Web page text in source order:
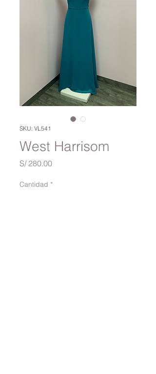
SKU: VL541
West Harrisom
S/ 280.00Precio
Cantidad *